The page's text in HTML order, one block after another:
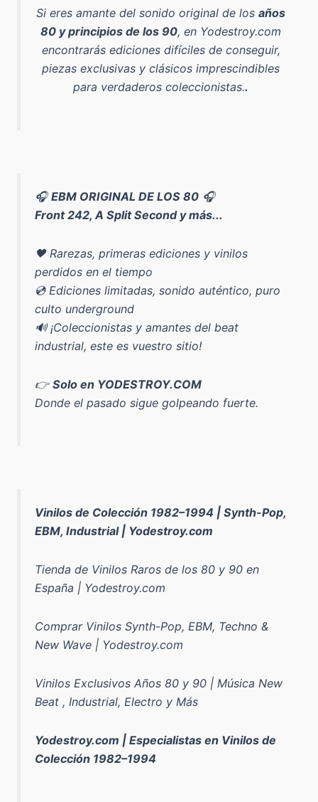
Si eres amante del sonido original de los años
80 y principios de los 90, en Yodestroy.com
encontrarás ediciones difíciles de conseguir,
piezas exclusivas y clásicos imprescindibles
para verdaderos coleccionistas..
🎧EBM ORIGINAL DE LOS 80 🎧
Front 242, A Split Second y más...
🖤 Rarezas, primeras ediciones y vinilos
perdidos en el tiempo
💿 Ediciones limitadas, sonido auténtico, puro
culto underground
🔊 ¡Coleccionistas y amantes del beat
industrial, este es vuestro sitio!
👉Solo en YODESTROY.COM
Donde el pasado sigue golpeando fuerte.
Vinilos de Colección 1982–1994 | Synth-Pop,
EBM, Industrial | Yodestroy.com
Tienda de Vinilos Raros de los 80 y 90 en
España | Yodestroy.com
Comprar Vinilos Synth-Pop, EBM, Techno &
New Wave | Yodestroy.com
Vinilos Exclusivos Años 80 y 90 | Música New
Beat , Industrial, Electro y Más
Yodestroy.com | Especialistas en Vinilos de
Colección 1982–1994